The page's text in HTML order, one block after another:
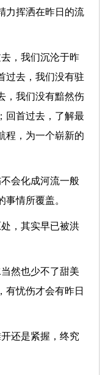
力挥洒在昨日的流
，我们沉沦于昨
过去，我们没有驻
，我们没有黯然伤
回首过去，了解最
程，为一个崭新的
会化成河流一般
情所覆盖。
，其实早已被洪
然也少不了甜美
有忧伤才会有昨日
还是紧握，终究